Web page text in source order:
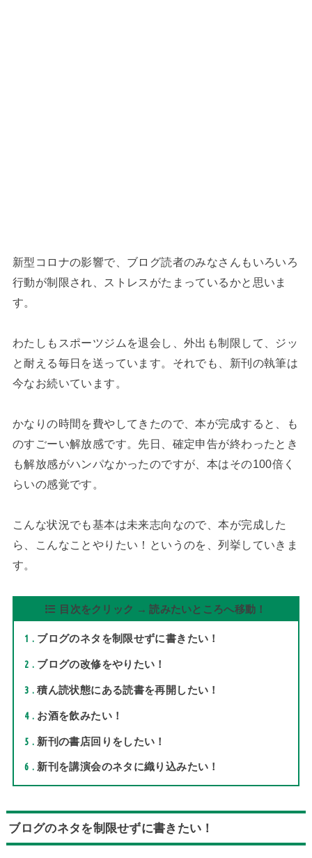
新型コロナの影響で、ブログ読者のみなさんもいろいろ
行動が制限され、ストレスがたまっているかと思いま
す。
わたしもスポーツジムを退会し、外出も制限して、ジッ
と耐える毎日を送っています。それでも、新刊の執筆は
今なお続いています。
かなりの時間を費やしてきたので、本が完成すると、も
のすごーい解放感です。先日、確定申告が終わったとき
も解放感がハンパなかったのですが、本はその100倍く
らいの感覚です。
こんな状況でも基本は未来志向なので、本が完成した
ら、こんなことやりたい！というのを、列挙していきま
す。
目次をクリック → 読みたいところへ移動！
1 ブログのネタを制限せずに書きたい！
2 ブログの改修をやりたい！
3 積ん読状態にある読書を再開したい！
4 お酒を飲みたい！
5 新刊の書店回りをしたい！
6 新刊を講演会のネタに織り込みたい！
ブログのネタを制限せずに書きたい！